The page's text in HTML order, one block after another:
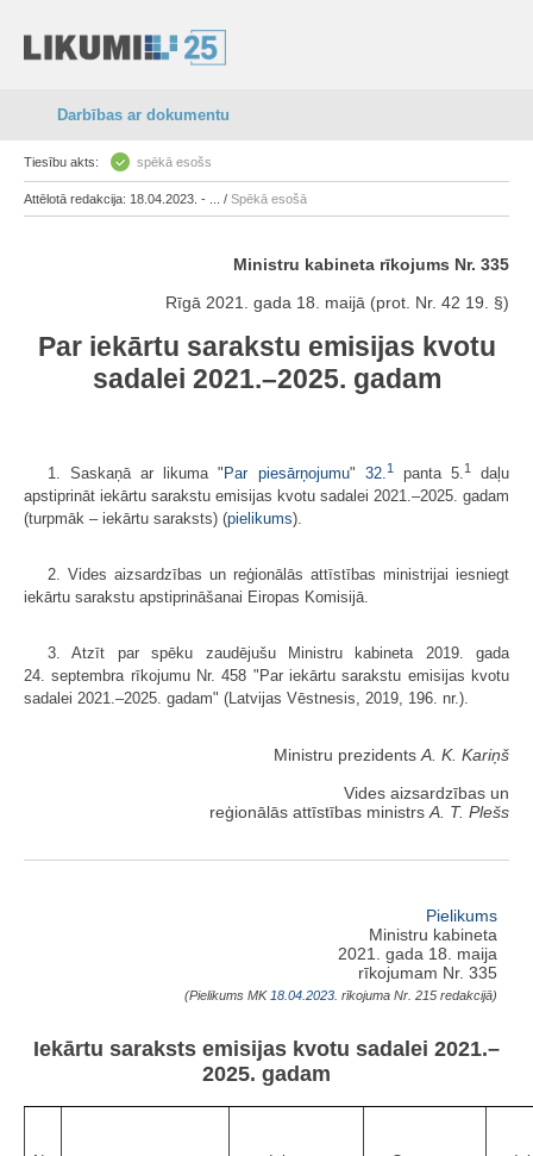
Darbības ar dokumentu
Tiesību akts: spēkā esošs
Attēlotā redakcija: 18.04.2023. - ... / Spēkā esošā
Ministru kabineta rīkojums Nr. 335
Rīgā 2021. gada 18. maijā (prot. Nr. 42 19. §)
Par iekārtu sarakstu emisijas kvotu
sadalei 2021.–2025. gadam
1. Saskaņā ar likuma " Par piesārņojumu" 32.1panta 5.1daļu
apstiprināt iekārtu sarakstu emisijas kvotu sadalei 2021.–2025. gadam
(turpmāk – iekārtu saraksts) (pielikums).
2. Vides aizsardzības un reģionālās attīstības ministrijai iesniegt
iekārtu sarakstu apstiprināšanai Eiropas Komisijā.
3. Atzīt par spēku zaudējušu Ministru kabineta 2019. gada
24. septembra rīkojumu Nr. 458 "Par iekārtu sarakstu emisijas kvotu
sadalei 2021.–2025. gadam" (Latvijas Vēstnesis, 2019, 196. nr.).
Ministru prezidents A. K. Kariņš
Vides aizsardzības un
reģionālās attīstības ministrs A. T. Plešs
Pielikums
Ministru kabineta
2021. gada 18. maija
rīkojumam Nr. 335
(Pielikums MK 18.04.2023. rīkojuma Nr. 215 redakcijā)
Iekārtu saraksts emisijas kvotu sadalei 2021.–
2025. gadam